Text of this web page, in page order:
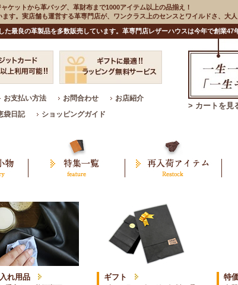
ケットから革バッグ、革財布まで1000アイテム以上の品揃え！
す。実店舗も運営する革専門店が、ワンクラス上のセンスとワイルドさ、大人
最良の革製品を多数販売しています。革専門店レザーハウスは今年で創業47
お支払い方法 お問合わせ
お店紹介
袋日記
ショッピングガイド
> カートを見
れ用品 ギフト 特